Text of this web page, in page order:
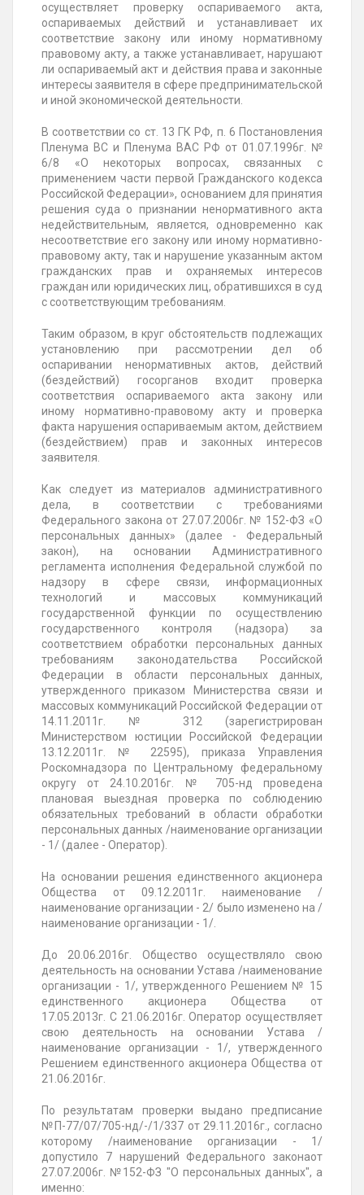
осуществляет проверку оспариваемого акта,
оспариваемых действий и устанавливает их
соответствие закону или иному нормативному
правовому акту, а также устанавливает, нарушают
ли оспариваемый акт и действия права и законные
интересы заявителя в сфере предпринимательской
и иной экономической деятельности.
В соответствии со ст. 13 ГК РФ, п. 6 Постановления
Пленума ВС и Пленума ВАС РФ от 01.07.1996г. №
6/8 «О некоторых вопросах, связанных с
применением части первой Гражданского кодекса
Российской Федерации», основанием для принятия
решения суда о признании ненормативного акта
недействительным, является, одновременно как
несоответствие его закону или иному нормативно-
правовому акту, так и нарушение указанным актом
гражданских прав и охраняемых интересов
граждан или юридических лиц, обратившихся в суд
с соответствующим требованиям.
Таким образом, в круг обстоятельств подлежащих
установлению при рассмотрении дел об
оспаривании ненормативных актов, действий
(бездействий) госорганов входит проверка
соответствия оспариваемого акта закону или
иному нормативно-правовому акту и проверка
факта нарушения оспариваемым актом, действием
(бездействием) прав и законных интересов
заявителя.
Как следует из материалов административного
дела, в соответствии с требованиями
Федерального закона от 27.07.2006г. № 152-ФЗ «О
персональных данных» (далее - Федеральный
закон), на основании Административного
регламента исполнения Федеральной службой по
надзору в сфере связи, информационных
технологий и массовых коммуникаций
государственной функции по осуществлению
государственного контроля (надзора) за
соответствием обработки персональных данных
требованиям законодательства Российской
Федерации в области персональных данных,
утвержденного приказом Министерства связи и
массовых коммуникаций Российской Федерации от
14.11.2011г. № 312 (зарегистрирован
Министерством юстиции Российской Федерации
13.12.2011г. № 22595), приказа Управления
Роскомнадзора по Центральному федеральному
округу от 24.10.2016г. № 705-нд проведена
плановая выездная проверка по соблюдению
обязательных требований в области обработки
персональных данных /наименование организации
- 1/ (далее - Оператор).
На основании решения единственного акционера
Общества от 09.12.2011г. наименование /
наименование организации - 2/ было изменено на /
наименование организации - 1/.
До 20.06.2016г. Общество осуществляло свою
деятельность на основании Устава /наименование
организации - 1/, утвержденного Решением № 15
единственного акционера Общества от
17.05.2013г. С 21.06.2016г. Оператор осуществляет
свою деятельность на основании Устава /
наименование организации - 1/, утвержденного
Решением единственного акционера Общества от
21.06.2016г.
По результатам проверки выдано предписание
№П-77/07/705-нд/-/1/337 от 29.11.2016г., согласно
которому /наименование организации - 1/
допустило 7 нарушений Федерального законаот
27.07.2006г. №152-ФЗ "О персональных данных", а
именно: